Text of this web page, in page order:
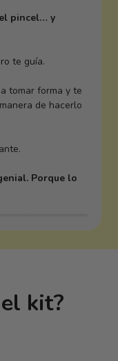
pincel… y
te guía.
tomar forma y te
de hacerlo
Porque lo
kit?